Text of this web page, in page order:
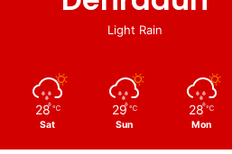
Light Rain
28 ℃
Sat
29 ℃
Sun
28 ℃
Mon